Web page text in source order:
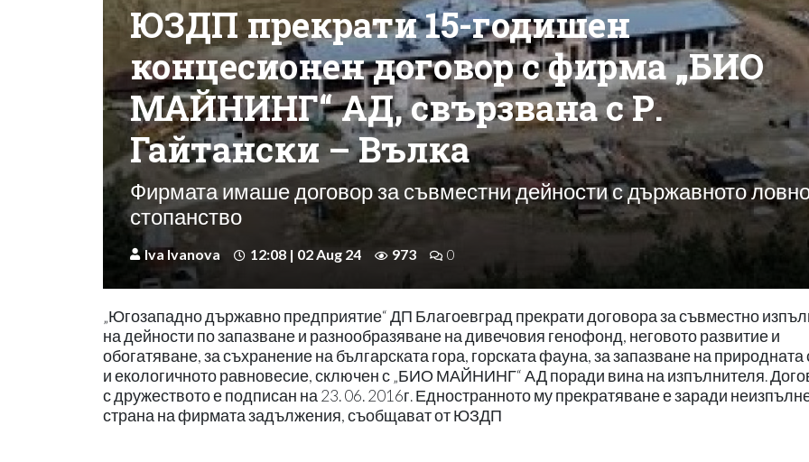
ЮЗДП прекрати 15-годишен
концесионен договор с фирма „БИО
МАЙНИНГ“ АД, свързвана с Р.
Гайтански – Вълка
Фирмата имаше договор за съвместни дейности с държавното
стопанство
Iva Ivanova 12:08 | 02 Aug 24 973 0
„Югозападно държавно предприятие“ ДП Благоевград прекрати договора за съвместно
на дейности по запазване и разнообразяване на дивечовия генофонд, неговото развитие и
обогатяване, за съхранение на българската гора, горската фауна, за запазване на природната
и екологичното равновесие, сключен с „БИО МАЙНИНГ“ АД поради вина на изпълнителя.
с дружеството е подписан на 23. 06. 2016г. Едностранното му прекратяване е заради
страна на фирмата задължения, съобщават от ЮЗДП